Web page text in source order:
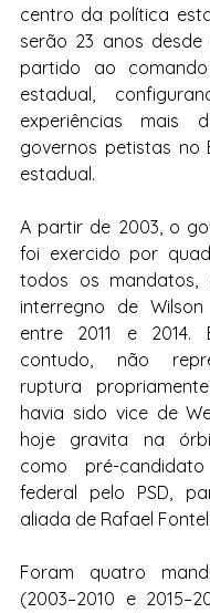
centro da política
serão 23 anos
partido ao
estadual,
experiências mais
governos petistas no
estadual.
A partir de 2003, o
foi exercido por
todos os mandatos,
interregno de Wilson
entre 2011 e 2014.
contudo, não
ruptura
havia sido vice de
hoje gravita na
como pré-
federal pelo PSD,
aliada de Rafael
Foram quatro
(2003–2010 e